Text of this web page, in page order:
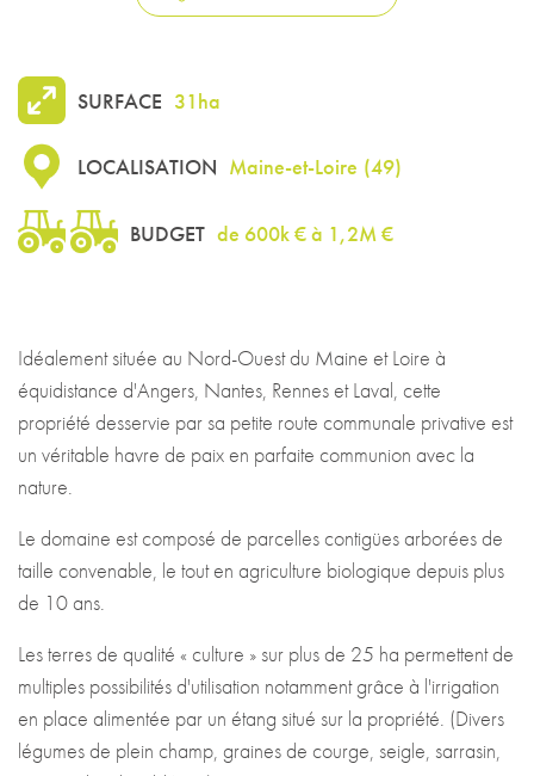
équidistance d'Angers, Nantes, Rennes et Laval, cette
propriété desservie par sa petite route communale privative est
un véritable havre de paix en parfaite communion avec la
nature.
Le domaine est composé de parcelles contigües arborées de
Les terres de qualité « culture » sur plus de 25 ha permettent de
multiples possibilités d'utilisation notamment grâce à l'irrigation
en place alimentée par un étang situé sur la propriété. (Divers
légumes de plein champ, graines de courge, seigle, sarrasin,
tournesol, colza, blé . . .)
Le corps de ferme est composé ainsi :
-Une longère en pierre sous ardoise entièrement rénovée au
rez de chaussé et pouvant être facilement agrandie en
paysagé avec la présence d'un grand parc destiné aux
volailles.
-D'un bâtiment en partie isolé dédié exclusivement à la
fabrication des huiles végétales (stockage des graines, huilerie,